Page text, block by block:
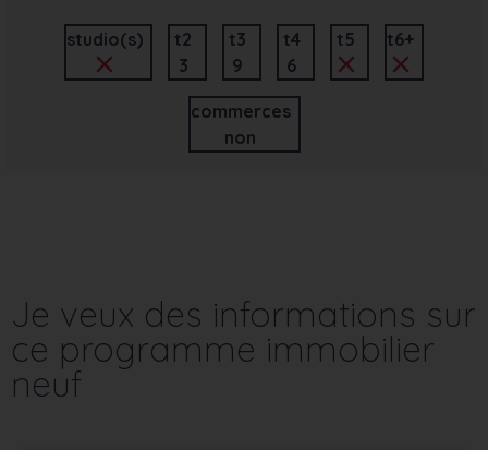
studio(s)
t2
3
t3
9
t4
6
t5 t6+
commerces
non
Je veux des informations sur
ce programme immobilier
neuf